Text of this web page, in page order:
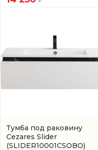
Тумба под раковину
Cezares Slider
(SLIDER10001CSOBO)